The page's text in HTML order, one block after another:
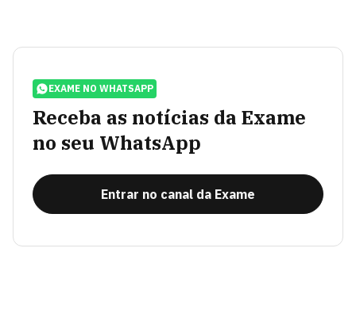
EXAME NO WHATSAPP
Receba as notícias da Exame
no seu WhatsApp
Entrar no canal da Exame